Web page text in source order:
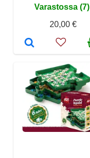
Varastossa (7)
20,00 €